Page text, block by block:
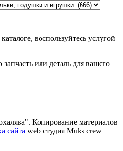
воспользуйтесь услугой
или деталь для вашего
Копирование материалов
сайта web-студия Muks crew.